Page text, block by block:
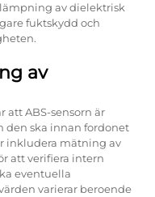
av dielektrisk
fuktskydd och
av
att ABS-sensorn är
den ska innan fordonet
inkludera mätning av
att verifiera intern
eventuella
varierar beroende